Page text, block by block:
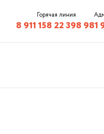
Горячая линия
8 911 158 22 398 981